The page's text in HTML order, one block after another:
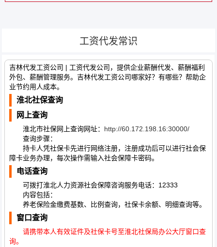
工资代发常识
吉林代发工资公司 | 工资代发公司，提供企业薪酬代发、薪酬福利
外包、薪酬管理服务。吉林代发工资公司哪家好？有哪些？帮助企
业节约用人成本。
淮北社保查询
网上查询
淮北市社保网上查询网址： http://60.172.198.16:30000/
查询步骤：
持卡人凭社保卡先进行网络注册，注册成功后可以进行社会保
障卡业务办理，每次操作需输入社会保障卡密码。
电话查询
可拨打淮北人力资源社会保障咨询服务电话：12333
内容包括：
养老保险金缴费基数、比例查询，社保卡余额、明细查询等。
窗口查询
请携带本人有效证件及社保卡号至淮北社保局办公大厅窗口查
询。